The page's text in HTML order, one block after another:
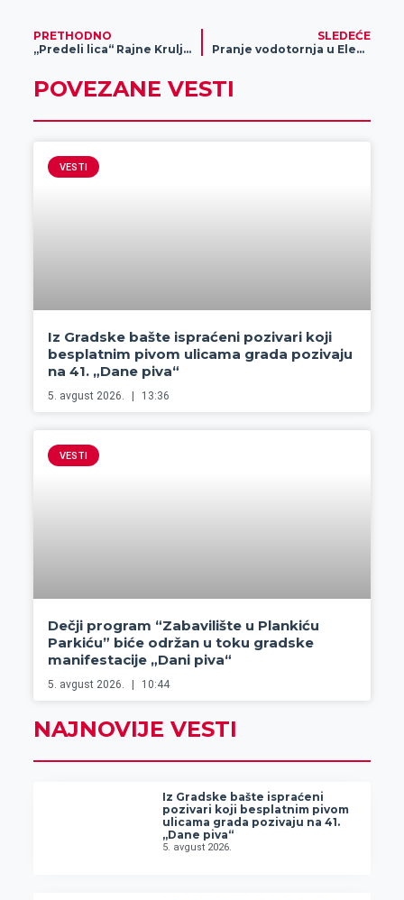
PRETHODNO
„Predeli lica“ Rajne Krulj u ALUZ-u
SLEDEĆE
Pranje vodotornja u Elemiru
POVEZANE VESTI
VESTI
Iz Gradske bašte ispraćeni pozivari koji
besplatnim pivom ulicama grada pozivaju
na 41. „Dane piva“
5. avgust 2026. 13:36
VESTI
Dečji program “Zabavilište u Plankiću
Parkiću” biće održan u toku gradske
manifestacije „Dani piva“
5. avgust 2026. 10:44
NAJNOVIJE VESTI
Iz Gradske bašte ispraćeni
pozivari koji besplatnim pivom
ulicama grada pozivaju na 41.
„Dane piva“
5. avgust 2026.